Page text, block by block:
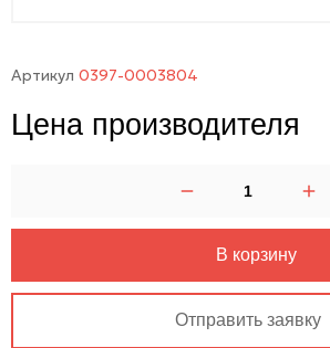
Артикул 0397-0003804
Цена производителя
В корзину
Отправить заявку